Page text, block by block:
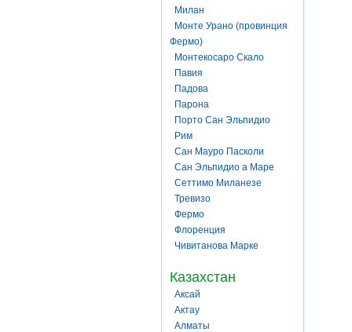
Милан
Монте Урано (провинция
Фермо)
Монтекосаро Скало
Павия
Падова
Парона
Порто Сан Эльпидио
Рим
Сан Мауро Пасколи
Сан Эльпидио а Маре
Сеттимо Миланезе
Тревизо
Фермо
Флоренция
Чивитанова Марке
Казахстан
Аксай
Актау
Алматы